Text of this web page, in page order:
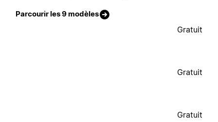
Parcourir les 9 modèles
Gratuit
Gratuit
Gratuit